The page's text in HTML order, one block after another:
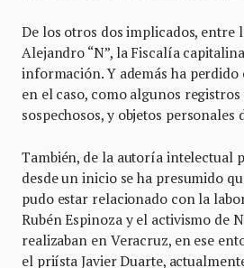
De los otros dos implicados, entre
Alejandro “N”, la Fiscalía
información. Y además ha
en el caso, como algunos
sospechosos, y objetos personales
También, de la autoría intelectual
desde un inicio se ha presumido
pudo estar relacionado con la
Rubén Espinoza y el activismo de
realizaban en Veracruz, en ese
el priísta Javier Duarte,